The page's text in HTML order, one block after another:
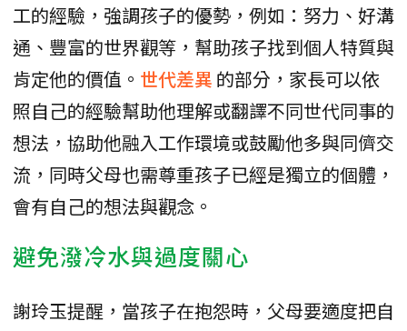
工的經驗，強調孩子的優勢，例如：努力、好溝
通、豐富的世界觀等，幫助孩子找到個人特質與
肯定他的價值。 世代差異 的部分，家長可以依
照自己的經驗幫助他理解或翻譯不同世代同事的
想法，協助他融入工作環境或鼓勵他多與同儕交
流，同時父母也需尊重孩子已經是獨立的個體，
會有自己的想法與觀念。
避免潑冷水與過度關心
謝玲玉提醒，當孩子在抱怨時，父母要適度把自